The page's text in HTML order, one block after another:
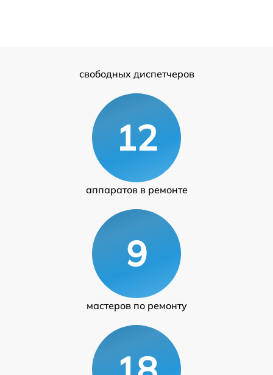
свободных диспетчеров
12
аппаратов в ремонте
9
мастеров по ремонту